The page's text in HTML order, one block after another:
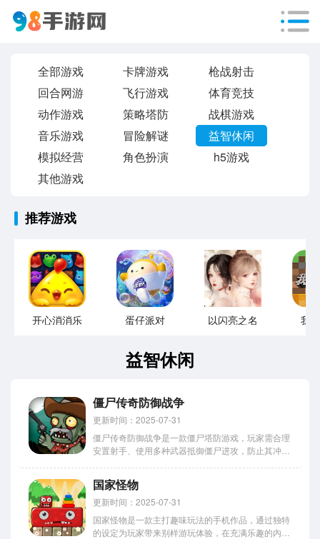
全部游戏 卡牌游戏
枪战射击
回合网游
飞行游戏
体育竞技
动作游戏
策略塔防
战棋游戏
音乐游戏
冒险解谜
益智休闲
模拟经营
角色扮演
h5游戏
其他游戏
推荐游戏
开心消消乐 蛋仔派对 以闪亮之名 我
益智休闲
僵尸传奇防御战争
更新时间：2025-07-31
僵尸传奇防御战争是一款僵尸塔防游戏，玩家需合理
安置射手、使用多种武器抵御僵尸进攻，防止其冲破
乐趣。 僵尸传奇防御战争怎么玩 1、“操控猎人”，在
堡垒上移动猎人...
国家怪物
更新时间：2025-07-31
国家怪物是一款主打趣味玩法的手机作品，通过独特
的设定为玩家带来别样游玩体验，在充满乐趣的内容